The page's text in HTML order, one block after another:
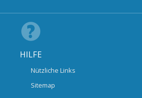
HILFE
Nützliche Links
Sitemap